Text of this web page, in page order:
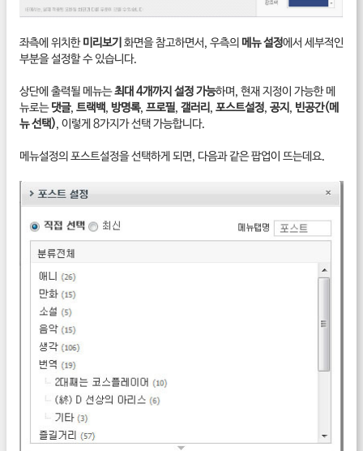
좌측에 위치한미리보기 화면을 참고하면서, 우측의 메뉴 설정에서 세부적인
부분을 설정할 수 있습니다.
상단에 출력될 메뉴는최대 4개까지 설정 가능하며, 현재 지정이 가능한 메
뉴로는댓글, 트랙백, 방명록, 프로필, 갤러리, 포스트설정, 공지, 빈공간(메
뉴 선택), 이렇게 8가지가 선택 가능합니다.
메뉴설정의 포스트설정을 선택하게 되면, 다음과 같은 팝업이 뜨는데요.